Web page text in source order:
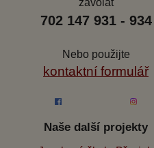
zavolat
702 147 931 - 934
Nebo použijte
kontaktní formulář
Naše další projekty